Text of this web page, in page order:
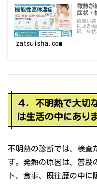
微熱が
症状・
微熱が続
による
因、症
zatsuisha.com
４．不明熱で大切
は生活の中にあり
不明熱の診断では、検査
す。発熱の原因は、普段
ト、食事、既往歴の中に